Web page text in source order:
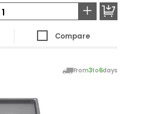
+
Compare
From3to6days